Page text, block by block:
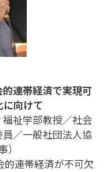
連帯経済で実現可
に向けて
福祉学部教授／社会
／一般社団法人協
的連帯経済が不可欠